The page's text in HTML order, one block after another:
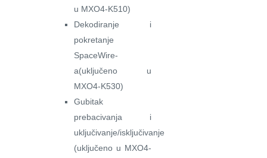
u MXO4-K510)
Dekodiranje i
pokretanje
SpaceWire-
a(uključeno u
MXO4-K530)
Gubitak
prebacivanja i
uključivanje/isključivanje
(uključeno u MXO4-